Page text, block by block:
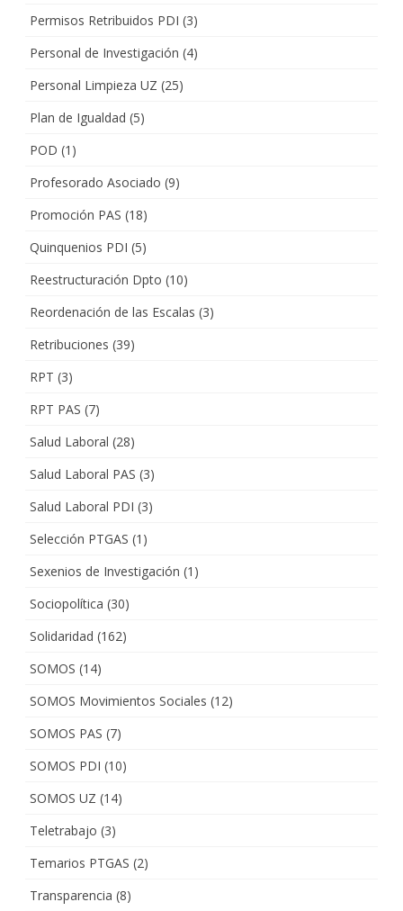
Permisos Retribuidos PDI (3)
Personal de Investigación (4)
Personal Limpieza UZ (25)
Plan de Igualdad (5)
POD (1)
Profesorado Asociado (9)
Promoción PAS (18)
Quinquenios PDI (5)
Reestructuración Dpto (10)
Reordenación de las Escalas (3)
Retribuciones (39)
RPT (3)
RPT PAS (7)
Salud Laboral (28)
Salud Laboral PAS (3)
Salud Laboral PDI (3)
Selección PTGAS (1)
Sexenios de Investigación (1)
Sociopolítica (30)
Solidaridad (162)
SOMOS (14)
SOMOS Movimientos Sociales (12)
SOMOS PAS (7)
SOMOS PDI (10)
SOMOS UZ (14)
Teletrabajo (3)
Temarios PTGAS (2)
Transparencia (8)